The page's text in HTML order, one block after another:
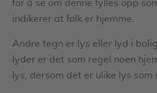
for å se om denne fylles opp
indikerer at folk er hjemme.
Andre tegn er lys eller lyd i
lyder er det som regel noen
lys, dersom det er ulike lys som